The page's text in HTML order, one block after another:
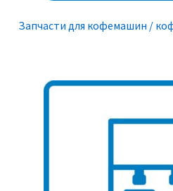
Запчасти для кофемашин /